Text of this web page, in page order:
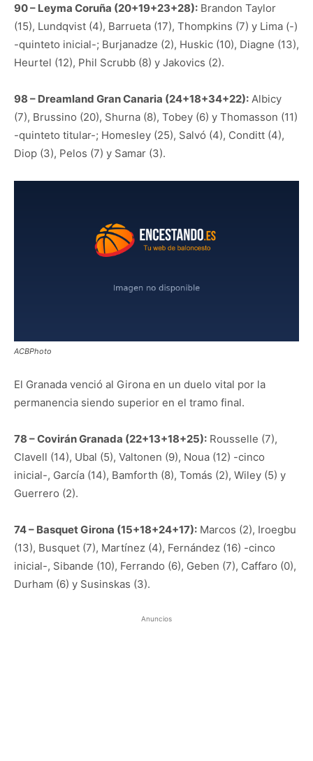
90 – Leyma Coruña (20+19+23+28): Brandon Taylor
(15), Lundqvist (4), Barrueta (17), Thompkins (7) y Lima (-)
-quinteto inicial-; Burjanadze (2), Huskic (10), Diagne (13),
Heurtel (12), Phil Scrubb (8) y Jakovics (2).
98 – Dreamland Gran Canaria (24+18+34+22): Albicy
(7), Brussino (20), Shurna (8), Tobey (6) y Thomasson (11)
-quinteto titular-; Homesley (25), Salvó (4), Conditt (4),
Diop (3), Pelos (7) y Samar (3).
ACBPhoto
El Granada venció al Girona en un duelo vital por la
permanencia siendo superior en el tramo final.
78 – Covirán Granada (22+13+18+25): Rousselle (7),
Clavell (14), Ubal (5), Valtonen (9), Noua (12) -cinco
inicial-, García (14), Bamforth (8), Tomás (2), Wiley (5) y
Guerrero (2).
74 – Basquet Girona (15+18+24+17): Marcos (2), Iroegbu
(13), Busquet (7), Martínez (4), Fernández (16) -cinco
inicial-, Sibande (10), Ferrando (6), Geben (7), Caffaro (0),
Durham (6) y Susinskas (3).
Anuncios